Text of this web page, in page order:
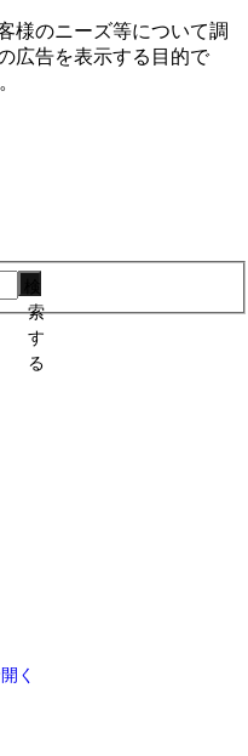
様のニーズ等について調
広告を表⽰する⽬的で
索
す
る
く